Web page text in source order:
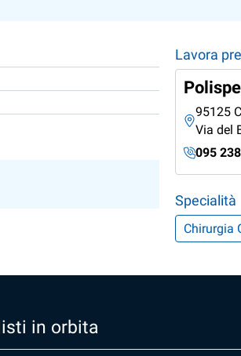
Lavora
95125
Via del
095
Specialità
Chirurgia
in orbita